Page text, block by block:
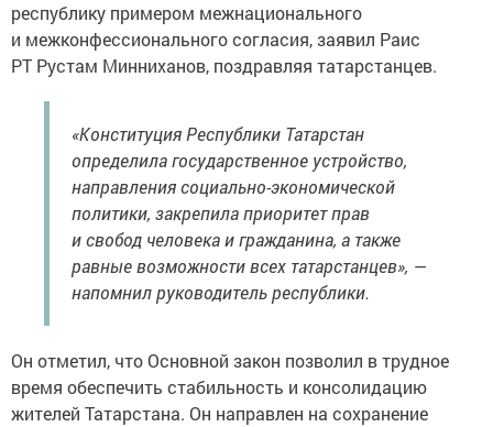
республику примером межнационального
и межконфессионального согласия, заявил Раис
РТ Рустам Минниханов, поздравляя татарстанцев.
«Конституция Республики Татарстан
определила государственное устройство,
направления социально-экономической
политики, закрепила приоритет прав
и свобод человека и гражданина, а также
равные возможности всех татарстанцев», —
напомнил руководитель республики.
Он отметил, что Основной закон позволил в трудное
время обеспечить стабильность и консолидацию
жителей Татарстана. Он направлен на сохранение